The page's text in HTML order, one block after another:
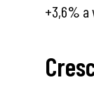
+3,6% a